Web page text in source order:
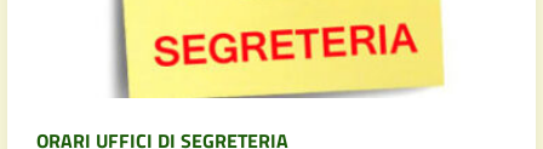
ORARI UFFICI DI SEGRETERIA